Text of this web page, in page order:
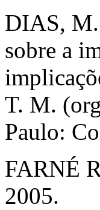
DIAS, M.
sobre a
T. M.
Paulo:
FARNÉ
2005.